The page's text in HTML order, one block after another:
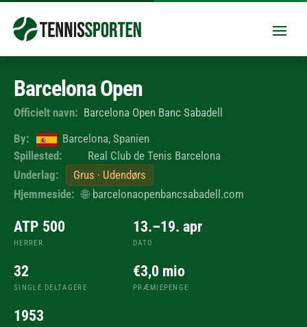
Barcelona Open
Officielt navn: Barcelona Open Banc Sabadell
By:
Barcelona, Spanien
Spillested:
Real Club de Tenis Barcelona
Underlag:
Grus · Udendørs
Hjemmeside: 🌐 barcelonaopenbancsabadell.com
ATP 500
HERRER
13.–19. apr
DATO
32
SINGLE DELTAGERE
€3,0 mio
PRÆMIEPENGE
1953